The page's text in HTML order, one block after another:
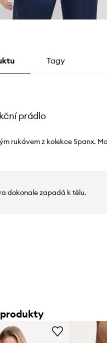
Tagy
prádlo
rukávem z kolekce Spanx.
dokonale zapadá k tělu.